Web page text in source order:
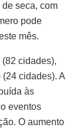
seca, com
pode
mês.
cidades),
cidades). A
às
eventos
O aumento